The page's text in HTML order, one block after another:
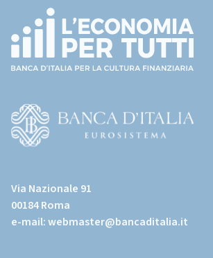
page)
sito
istituzionale
della
Via Nazionale 91
00184 Roma
e-mail:webmaster@bancaditalia.it